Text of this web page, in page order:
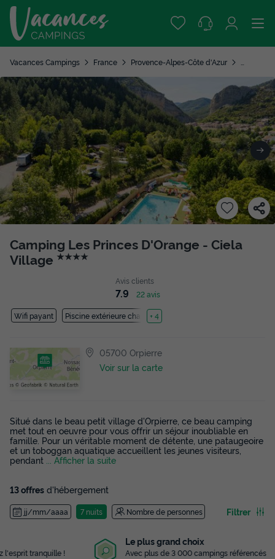
Vacances Campings France Provence-Alpes-Côte d'Azur
Camping Les Princes D'Orange - Ciela
Village ★★★★
Avis clients
7.9 22 avis
Wifi payant Piscine extérieure chauffée
+ 4
05700 Orpierre
Voir sur la carte
Situé dans le beau petit village d'Orpierre, ce beau camping
met tout en oeuvre pour vous offrir un séjour inoubliable en
famille. Pour un véritable moment de détente, une pataugeoire
et un toboggan aquatique accueillent les jeunes visiteurs,
pendant
... Afficher la suite
13 offres d'hébergement
jj/mm/aaaa 7 nuits Nombre de personnes Filtrer
Le plus grand choix
Avec plus de 3 000 campings référencés